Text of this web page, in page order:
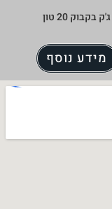
ג'ק בקבוק 20 טון
מידע נוסף